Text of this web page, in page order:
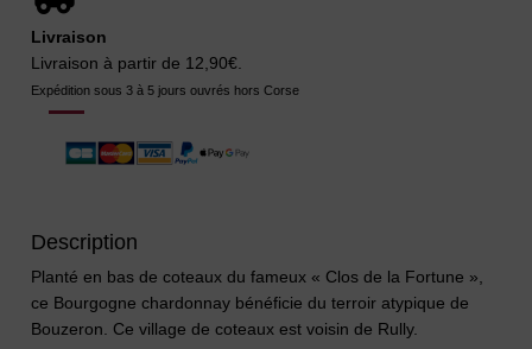
Livraison
Livraison à partir de 12,90€.
Expédition sous 3 à 5 jours ouvrés hors Corse
Description
Planté en bas de coteaux du fameux « Clos de la Fortune »,
ce Bourgogne chardonnay bénéficie du terroir atypique de
Bouzeron. Ce village de coteaux est voisin de Rully.